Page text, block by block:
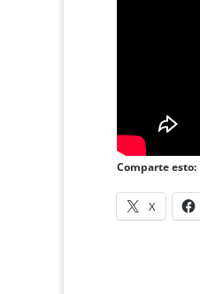
Comparte esto:
X